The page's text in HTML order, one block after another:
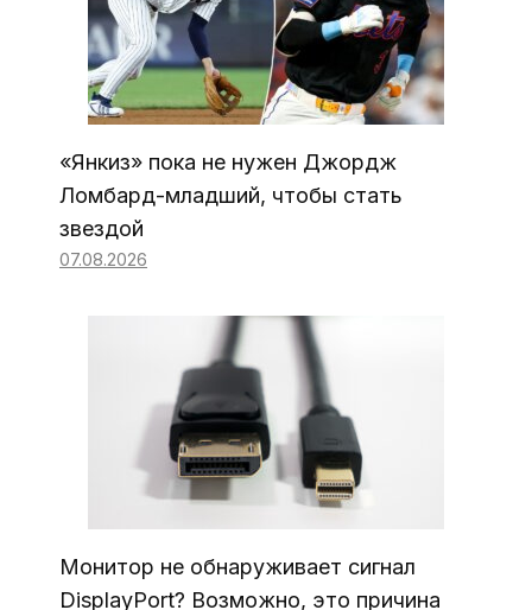
«Янкиз» пока не нужен Джордж
Ломбард-младший, чтобы стать
звездой
07.08.2026
Монитор не обнаруживает сигнал
DisplayPort? Возможно, это причина